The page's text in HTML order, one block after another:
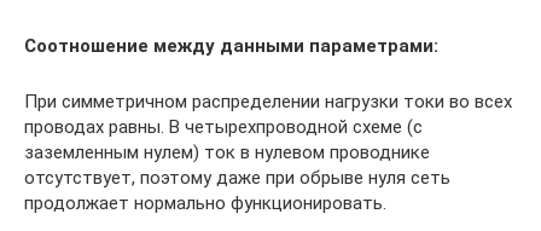
Соотношение между данными параметрами:
При симметричном распределении нагрузки токи во всех
проводах равны. В четырехпроводной схеме (с
заземленным нулем) ток в нулевом проводнике
отсутствует, поэтому даже при обрыве нуля сеть
продолжает нормально функционировать.